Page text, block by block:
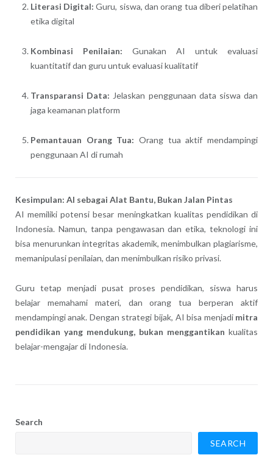
Literasi Digital: Guru, siswa, dan orang tua diberi pelatihan
etika digital
Kombinasi Penilaian: Gunakan AI untuk evaluasi
kuantitatif dan guru untuk evaluasi kualitatif
Transparansi Data: Jelaskan penggunaan data siswa dan
jaga keamanan platform
Pemantauan Orang Tua: Orang tua aktif mendampingi
penggunaan AI di rumah
Kesimpulan: AI sebagai Alat Bantu, Bukan Jalan Pintas
AI memiliki potensi besar meningkatkan kualitas pendidikan di
Indonesia. Namun, tanpa pengawasan dan etika, teknologi ini
bisa menurunkan integritas akademik, menimbulkan plagiarisme,
memanipulasi penilaian, dan menimbulkan risiko privasi.
Guru tetap menjadi pusat proses pendidikan, siswa harus
belajar memahami materi, dan orang tua berperan aktif
mendampingi anak. Dengan strategi bijak, AI bisa menjadi mitra
pendidikan yang mendukung, bukan menggantikan kualitas
belajar-mengajar di Indonesia.
Search
SEARCH